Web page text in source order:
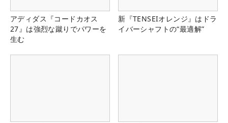
アディダス『コードカオス
27』は強烈な蹴りでパワーを
生む
新『TENSEIオレンジ』はドラ
イバーシャフトの“最適解”